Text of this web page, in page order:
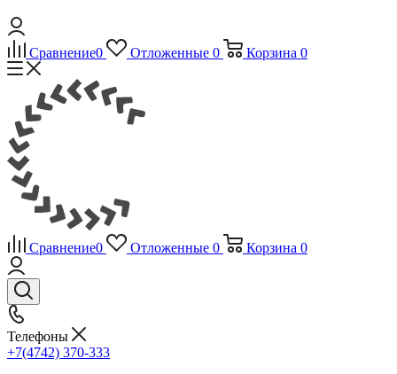
Сравнение0 Отложенные 0 Корзина 0
Сравнение0 Отложенные 0 Корзина 0
Телефоны
+7(4742) 370-333